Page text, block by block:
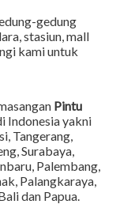
gedung
stasiun, mall
kami untuk
Pintu
Indonesia yakni
Tangerang
Surabaya
Palembang
Palangkaraya
dan Papua